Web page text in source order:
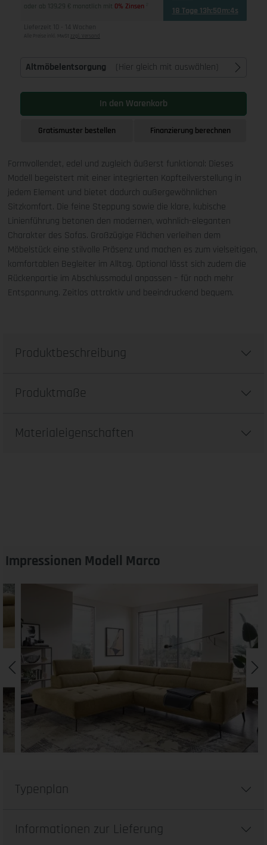
oder ab 139,29 € monatlich mit 0% Zinsen 18 Tage 13h:50m:3s
Lieferzeit 10 - 14 Wochen
Alle Preise inkl. MwSt zzgl. Versand
Altmöbelentsorgung (Hier gleich mit auswählen)
In den Warenkorb
Gratismuster bestellen Finanzierung berechnen
Formvollendet, edel und zugleich äußerst funktional: Dieses
Modell begeistert mit einer integrierten Kopfteilverstellung in
jedem Element und bietet dadurch außergewöhnlichen
Sitzkomfort. Die feine Steppung sowie die klare, kubische
Linienführung betonen den modernen, wohnlich-eleganten
Charakter des Sofas. Großzügige Flächen verleihen dem
Möbelstück eine stilvolle Präsenz und machen es zum vielseitigen,
komfortablen Begleiter im Alltag. Optional lässt sich zudem die
Rückenpartie im Abschlussmodul anpassen – für noch mehr
Entspannung. Zeitlos attraktiv und beeindruckend bequem.
Produktbeschreibung
Produktmaße
Materialeigenschaften
Impressionen Modell Marco
Typenplan
Informationen zur Lieferung